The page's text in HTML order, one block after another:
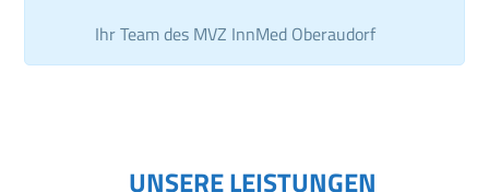
Ihr Team des MVZ InnMed Oberaudorf
UNSERE LEISTUNGEN